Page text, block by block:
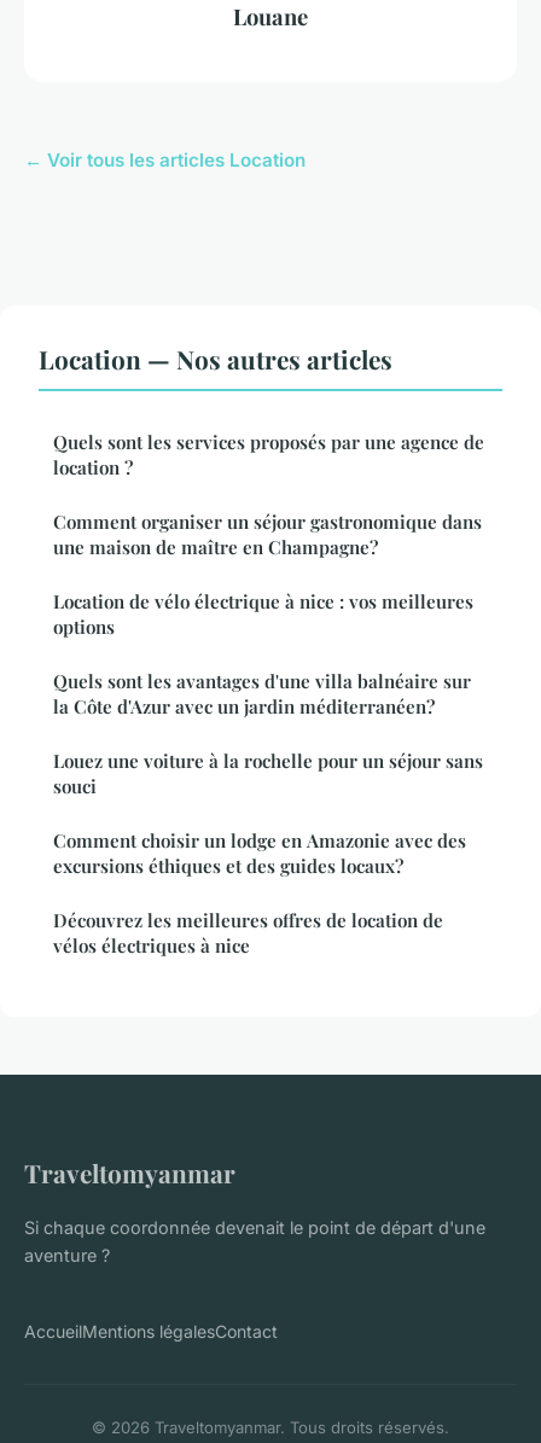
Louane
← Voir tous les articles Location
Location — Nos autres articles
Quels sont les services proposés par une agence de
location ?
Comment organiser un séjour gastronomique dans
une maison de maître en Champagne?
Location de vélo électrique à nice : vos meilleures
options
Quels sont les avantages d'une villa balnéaire sur
la Côte d'Azur avec un jardin méditerranéen?
Louez une voiture à la rochelle pour un séjour sans
souci
Comment choisir un lodge en Amazonie avec des
excursions éthiques et des guides locaux?
Découvrez les meilleures offres de location de
vélos électriques à nice
Traveltomyanmar
Si chaque coordonnée devenait le point de départ d'une
aventure ?
AccueilMentions légalesContact
© 2026 Traveltomyanmar. Tous droits réservés.